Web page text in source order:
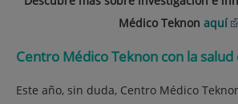
Médico Teknon aquí
Centro Médico Teknon con la
Este año, sin duda, Centro Médico